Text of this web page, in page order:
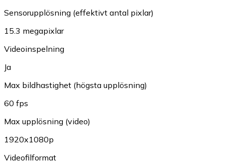
Sensorupplösning (effektivt antal pixlar)
15.3 megapixlar
Videoinspelning
Ja
Max bildhastighet (högsta upplösning)
60 fps
Max upplösning (video)
1920x1080p
Videofilformat